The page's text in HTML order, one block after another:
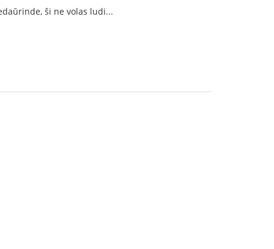
ŝi ne volas ludi...